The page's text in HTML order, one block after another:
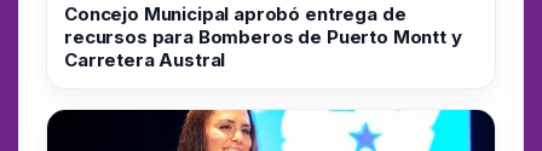
Concejo Municipal aprobó entrega de
recursos para Bomberos de Puerto Montt y
Carretera Austral